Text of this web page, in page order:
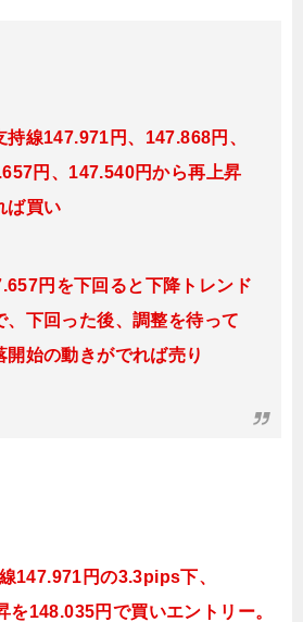
持線147.971円、147.868円、
円、147.540円から再上昇
ば買い
円を下回ると下降トレンド
、下回った後、調整を待って
開始の動きがでれば売り
147.971円の3.3pips下、
を148.035円で買いエントリー。